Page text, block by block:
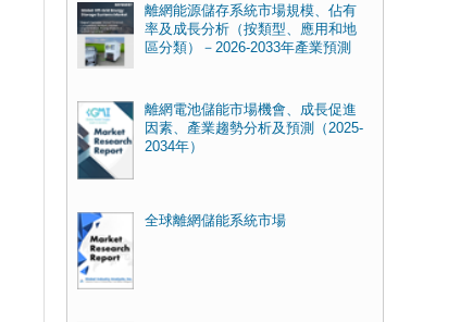
離網能源儲存系統市場規模、佔有
率及成長分析（按類型、應用和地
區分類）－2026-2033年產業預測
離網電池儲能市場機會、成長促進
因素、產業趨勢分析及預測（2025-
2034年）
全球離網儲能系統市場